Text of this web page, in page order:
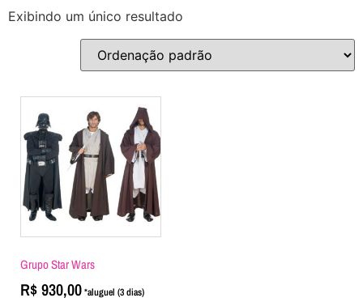
Exibindo um único resultado
Grupo Star Wars
R$930,00